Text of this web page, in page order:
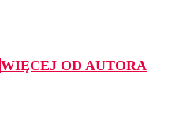
WIĘCEJ OD AUTORA